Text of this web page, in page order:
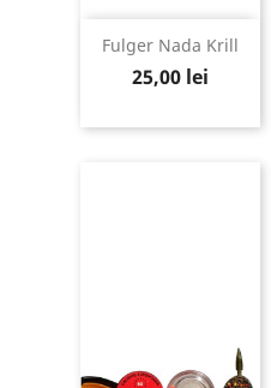
Fulger Nada Krill
Pret
25,00 lei